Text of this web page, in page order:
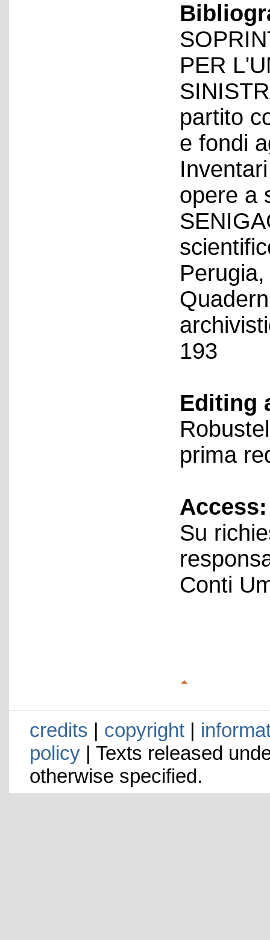
PER
partito
e fondi
opere a
193
Editing
prima
Access:
Su
Conti
credits | copyright|
policy| Texts released
otherwise specified.